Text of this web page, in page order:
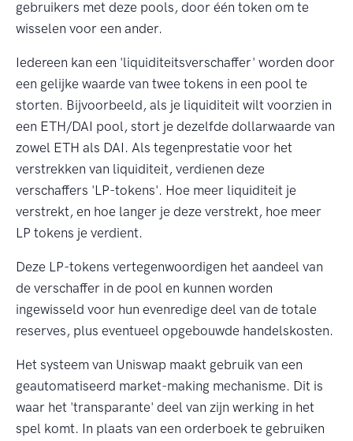
gebruikers met deze pools, door één token om te
wisselen voor een ander.
Iedereen kan een 'liquiditeitsverschaffer' worden door
een gelijke waarde van twee tokens in een pool te
storten. Bijvoorbeeld, als je liquiditeit wilt voorzien in
een ETH/DAI pool, stort je dezelfde dollarwaarde van
zowel ETH als DAI. Als tegenprestatie voor het
verstrekken van liquiditeit, verdienen deze
verschaffers 'LP-tokens'. Hoe meer liquiditeit je
verstrekt, en hoe langer je deze verstrekt, hoe meer
LP tokens je verdient.
Deze LP-tokens vertegenwoordigen het aandeel van
de verschaffer in de pool en kunnen worden
ingewisseld voor hun evenredige deel van de totale
reserves, plus eventueel opgebouwde handelskosten.
Het systeem van Uniswap maakt gebruik van een
geautomatiseerd market-making mechanisme. Dit is
waar het 'transparante' deel van zijn werking in het
spel komt. In plaats van een orderboek te gebruiken